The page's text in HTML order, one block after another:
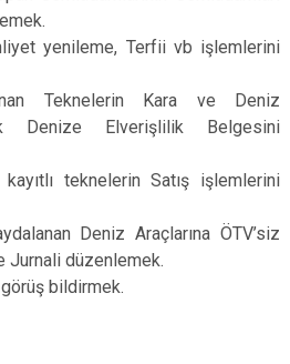
yenileme, Terfii vb işlemlerini
Teknelerin Kara ve Deniz
Denize Elverişlilik Belgesini
teknelerin Satış işlemlerini
Deniz Araçlarına ÖTV’siz
Jurnali düzenlemek.
görüş bildirmek.